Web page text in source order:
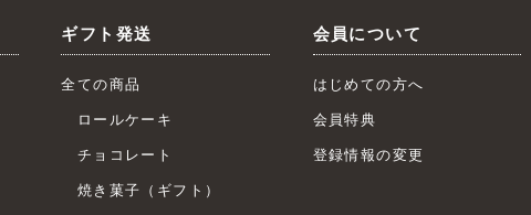
ギフト発送
全ての商品
ロールケーキ
チョコレート
焼き菓子（ギフト）
会員について
はじめての方へ
会員特典
登録情報の変更